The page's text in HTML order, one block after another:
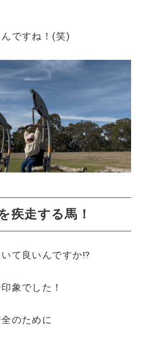
ですね！(笑)
疾走する馬！
て良いんですか⁉
象でした！
のために